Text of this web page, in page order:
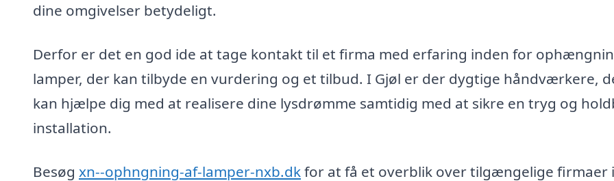
dine omgivelser betydeligt.
Derfor er det en god ide at tage kontakt til et firma med erfaring inden for
lamper, der kan tilbyde en vurdering og et tilbud. I Gjøl er der dygtige håndværkere,
kan hjælpe dig med at realisere dine lysdrømme samtidig med at sikre en tryg og
installation.
Besøg xn--ophngning-af-lamper-nxb.dkfor at få et overblik over tilgængelige firmaer